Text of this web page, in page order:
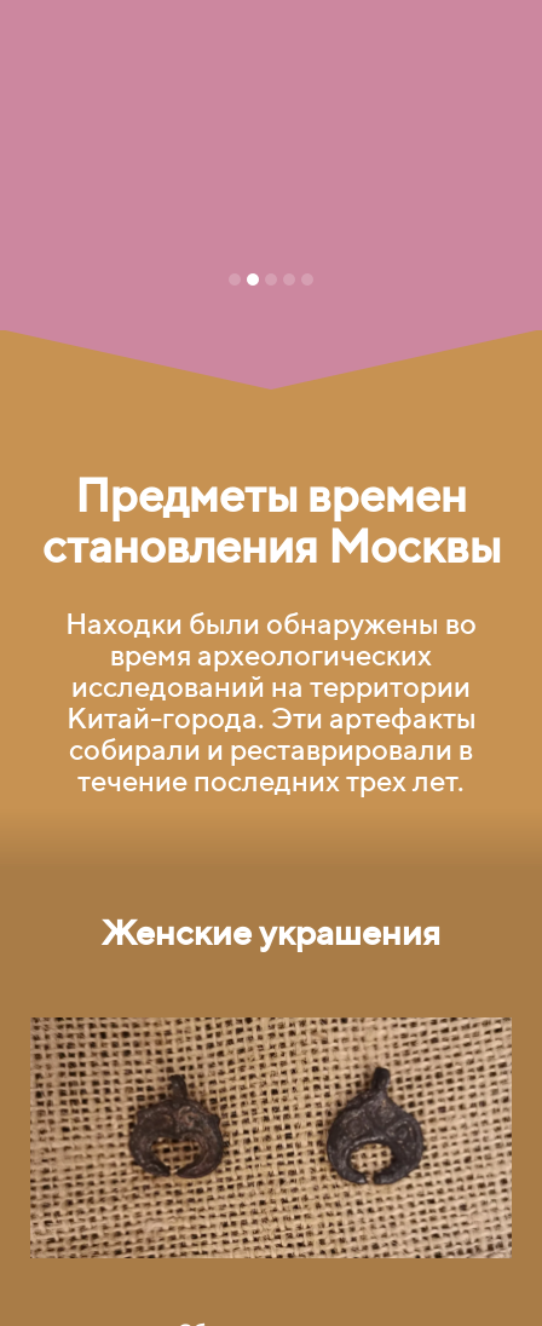
Предметы времен
становления Москвы
Находки были обнаружены во
время археологических
исследований на территории
Китай-города. Эти артефакты
собирали и реставрировали в
течение последних трех лет.
украшения